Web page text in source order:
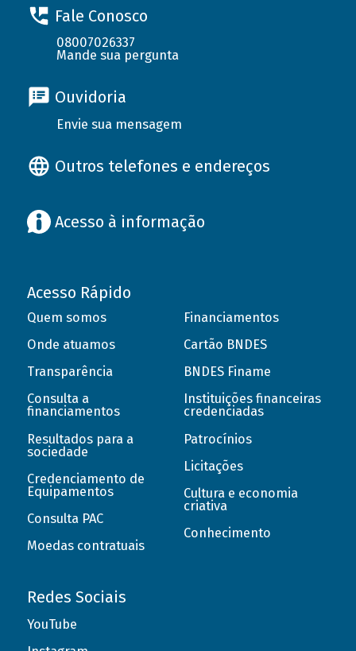
Fale Conosco
08007026337
Mande sua pergunta
Ouvidoria
Envie sua mensagem
Outros telefones e endereços
Acesso à informação
Acesso Rápido
Quem somos
Onde atuamos
Transparência
Consulta a
financiamentos
Resultados para a
sociedade
Credenciamento de
Equipamentos
Consulta PAC
Moedas contratuais
Financiamentos
Cartão BNDES
BNDES Finame
Instituições financeiras
credenciadas
Patrocínios
Licitações
Cultura e economia
criativa
Conhecimento
Redes Sociais
YouTube